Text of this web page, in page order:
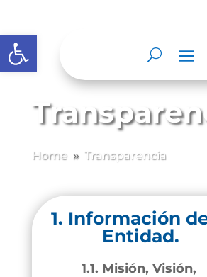
Abrir barra de herramientas
Home 9 Transparencia
1. Información
Entidad.
1.1. Misión, Visión,